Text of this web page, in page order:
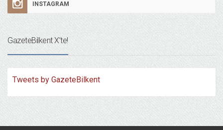
INSTAGRAM
GazeteBilkent X’te!
Tweets by GazeteBilkent